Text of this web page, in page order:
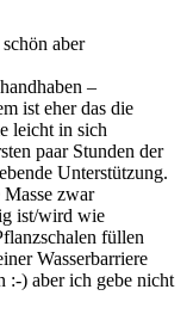
aber
–
ist eher das die
leicht in sich
paar Stunden der
Unterstützung.
zwar
ist/wird wie
füllen
Wasserbarriere
:-) aber ich gebe nicht